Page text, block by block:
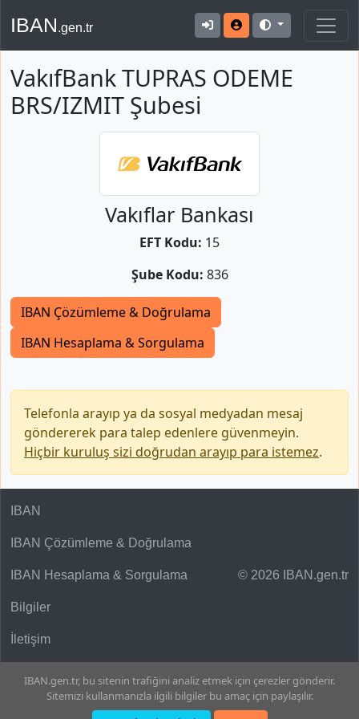
IBAN.gen.tr
VakıfBank TUPRAS ODEME
BRS/IZMIT Şubesi
Vakıflar Bankası
EFT Kodu: 15
Şube Kodu: 836
IBAN Çözümleme & Doğrulama
IBAN Hesaplama & Sorgulama
Telefonla arayıp ya da sosyal medyadan mesaj
göndererek para talep edenlere güvenmeyin.
Hiçbir kuruluş sizi doğrudan arayıp para istemez.
© 2026 IBAN.gen.tr
IBAN
IBAN Çözümleme & Doğrulama
IBAN Hesaplama & Sorgulama
Bilgiler
İletişim
IBAN.gen.tr, bu sitenin trafiğini analiz etmek için çerezler gönderir.
Sitemizi kullanmanızla ilgili bilgiler bu amaç için paylaşılır.